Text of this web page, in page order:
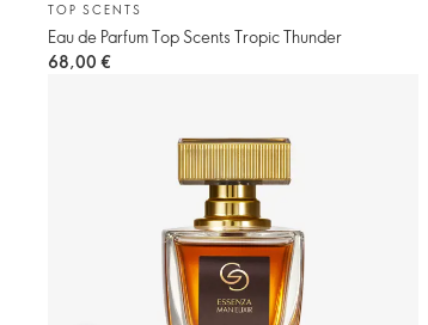
TOP SCENTS
Eau de Parfum Top Scents Tropic Thunder
68,00 €